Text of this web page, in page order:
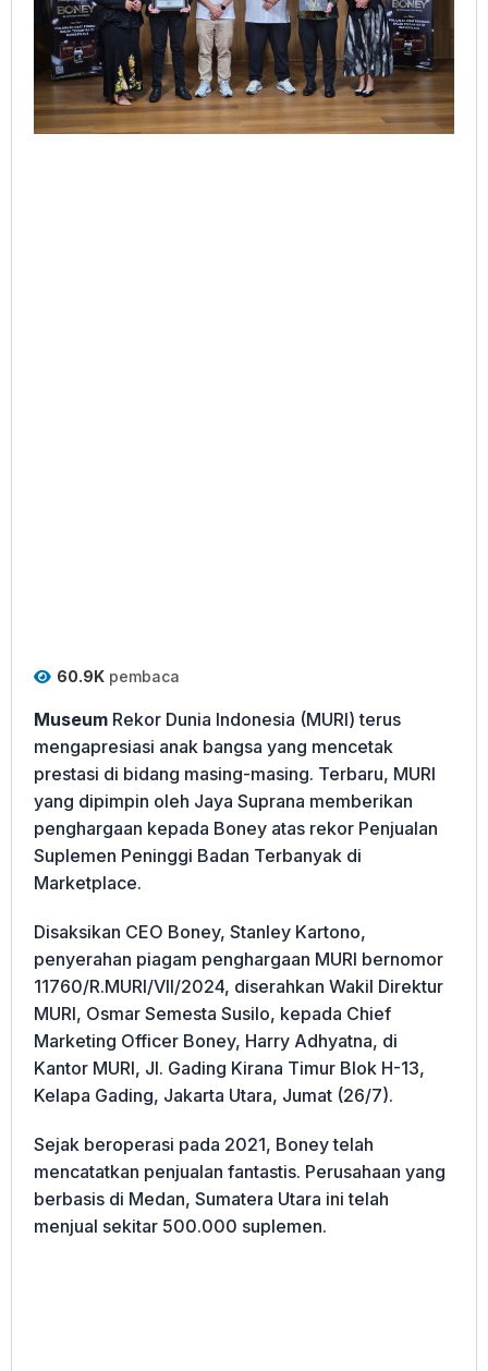
60.9K pembaca
Museum Rekor Dunia Indonesia (MURI) terus
mengapresiasi anak bangsa yang mencetak
prestasi di bidang masing-masing. Terbaru, MURI
yang dipimpin oleh Jaya Suprana memberikan
penghargaan kepada Boney atas rekor Penjualan
Suplemen Peninggi Badan Terbanyak di
Marketplace.
Disaksikan CEO Boney, Stanley Kartono,
penyerahan piagam penghargaan MURI bernomor
11760/R.MURI/VII/2024, diserahkan Wakil Direktur
MURI, Osmar Semesta Susilo, kepada Chief
Marketing Officer Boney, Harry Adhyatna, di
Kantor MURI, Jl. Gading Kirana Timur Blok H-13,
Kelapa Gading, Jakarta Utara, Jumat (26/7).
Sejak beroperasi pada 2021, Boney telah
mencatatkan penjualan fantastis. Perusahaan yang
berbasis di Medan, Sumatera Utara ini telah
menjual sekitar 500.000 suplemen.